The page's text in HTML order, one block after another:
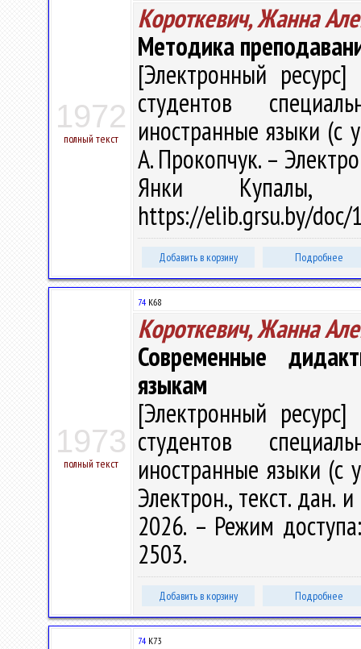
1972
полный текст
Короткевич, Жанна
Методика
[Электронный
студентов
иностранные языки (с
А. Прокопчук. –
Янки
https://elib.grsu.by/doc/
Добавить в корзину Подробнее
1973
полный текст
74 К68
Короткевич, Жанна
Современные
языкам
[Электронный
студентов
иностранные языки (с
Электрон., текст. дан.
2026. – Режим
2503.
Добавить в корзину Подробнее
74 К73